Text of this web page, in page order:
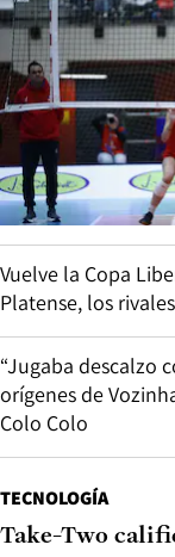
Vuelve la Copa
Platense, los
“Jugaba descalzo
orígenes de
Colo Colo
TECNOLOGÍA
Take-Two